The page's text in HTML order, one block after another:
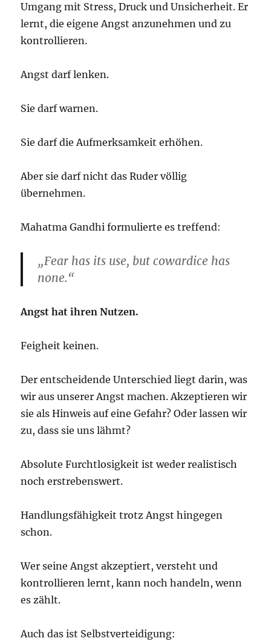
Umgang mit Stress, Druck und Unsicherheit. Er
lernt, die eigene Angst anzunehmen und zu
kontrollieren.
Angst darf lenken.
Sie darf warnen.
Sie darf die Aufmerksamkeit erhöhen.
Aber sie darf nicht das Ruder völlig
übernehmen.
Mahatma Gandhi formulierte es treffend:
„Fear has its use, but cowardice has
none.“
Angst hat ihren Nutzen.
Feigheit keinen.
Der entscheidende Unterschied liegt darin, was
wir aus unserer Angst machen. Akzeptieren wir
sie als Hinweis auf eine Gefahr? Oder lassen wir
zu, dass sie uns lähmt?
Absolute Furchtlosigkeit ist weder realistisch
noch erstrebenswert.
Handlungsfähigkeit trotz Angst hingegen
schon.
Wer seine Angst akzeptiert, versteht und
kontrollieren lernt, kann noch handeln, wenn
es zählt.
Auch das ist Selbstverteidigung: